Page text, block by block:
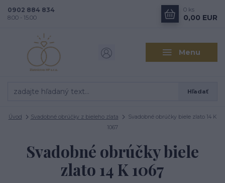
Menu
Hľadať
0902 884 834
8.00 - 15.00
0 ks
0,00 EUR
Úvod Svadobné obrúčky z bieleho zlata
Svadobné obrúčky biele zlato 14 K
1067
Svadobné obrúčky biele
zlato 14 K 1067